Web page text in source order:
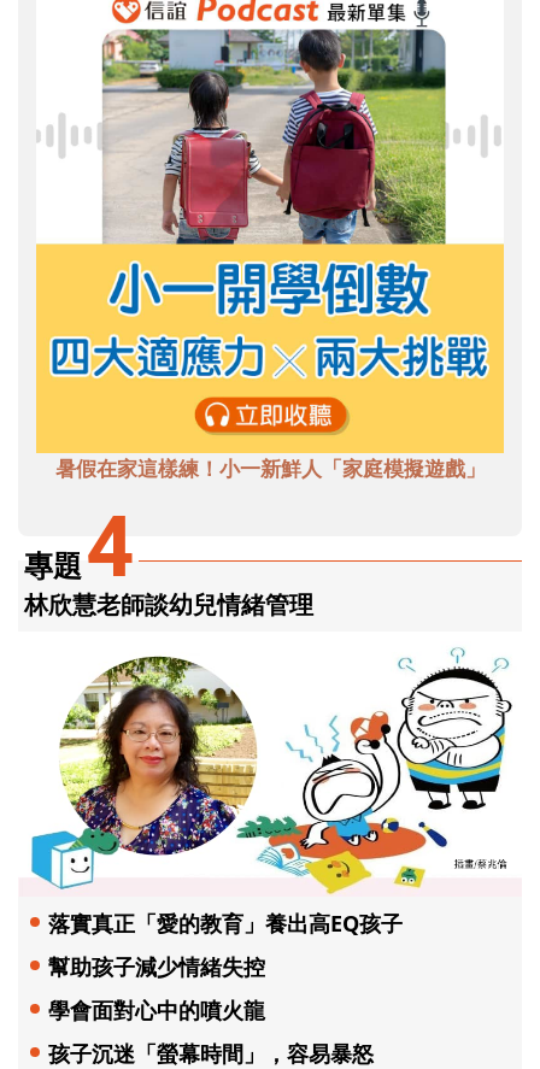
暑假在家這樣練！小一新鮮人「家庭模擬遊戲」
專題4
林欣慧老師談幼兒情緒管理
落實真正「愛的教育」養出高EQ孩子
幫助孩子減少情緒失控
學會面對心中的噴火龍
孩子沉迷「螢幕時間」，容易暴怒